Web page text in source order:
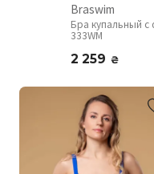
Braswim
Бра купальный
333WM
2 259 ₴